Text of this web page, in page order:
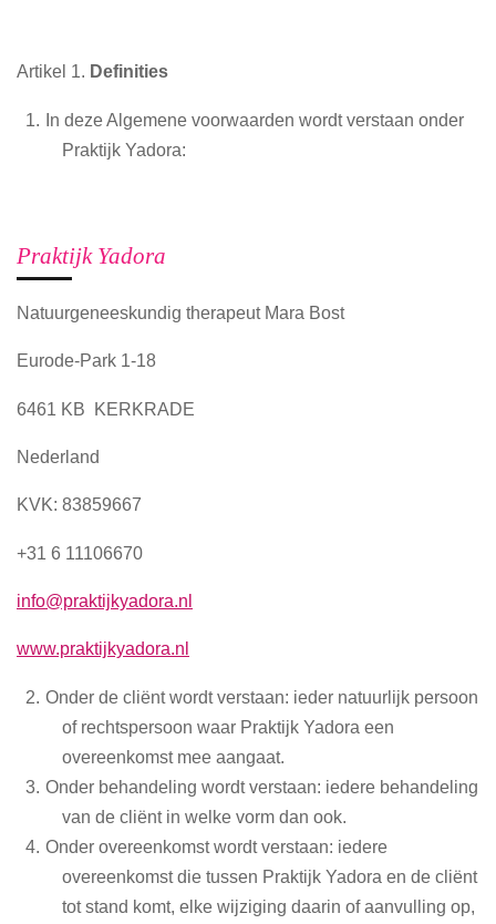
Artikel 1. Definities
In deze Algemene voorwaarden wordt verstaan onder
Praktijk Yadora:
Praktijk Yadora
Natuurgeneeskundig therapeut Mara Bost
Eurode-Park 1-18
6461 KB KERKRADE
Nederland
KVK: 83859667
+31 6 11106670
info@praktijkyadora.nl
www.praktijkyadora.nl
Onder de cliënt wordt verstaan: ieder natuurlijk persoon
of rechtspersoon waar Praktijk Yadora een
overeenkomst mee aangaat.
Onder behandeling wordt verstaan: iedere behandeling
van de cliënt in welke vorm dan ook.
Onder overeenkomst wordt verstaan: iedere
overeenkomst die tussen Praktijk Yadora en de cliënt
tot stand komt, elke wijziging daarin of aanvulling op,